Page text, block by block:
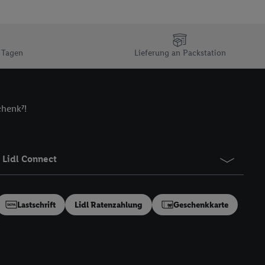
Lieferung an Packstation
Lidl Connect
Lastschrift Lidl Ratenzahlung Geschenkkarte
bestehendes Lidl
Online-Kennung
verwenden
auszuspielen.
Technologie in
verfügbar ist.
und einer
Kennung
speziell zur
generell zu
„Nutzung der
(nur für